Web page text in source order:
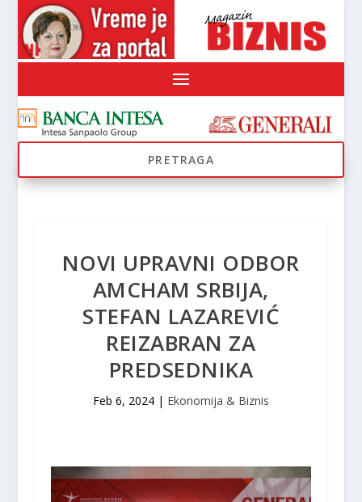
NOVI UPRAVNI ODBOR
AMCHAM SRBIJA,
STEFAN LAZAREVIĆ
REIZABRAN ZA
PREDSEDNIKA
Feb 6, 2024| Ekonomija & Biznis